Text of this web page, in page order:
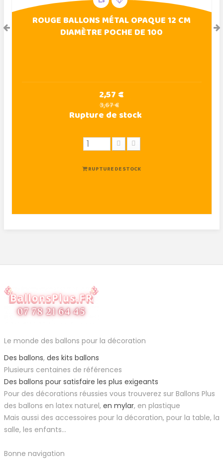
ROUGE BALLONS MÉTAL OPAQUE 12 CM
DIAMÈTRE POCHE DE 100
2,57 €
3,67 €
Rupture de stock
RUPTURE DE STOCK
Le monde des ballons pour la décoration
Des ballons, des kits ballons
Plusieurs centaines de références
Des ballons pour satisfaire les plus exigeants
Pour des décorations réussies vous trouverez sur Ballons Plus
des ballons en latex naturel, en mylar, en plastique
Mais aussi des accessoires pour la décoration, pour la table, la
salle, les enfants...
Bonne navigation